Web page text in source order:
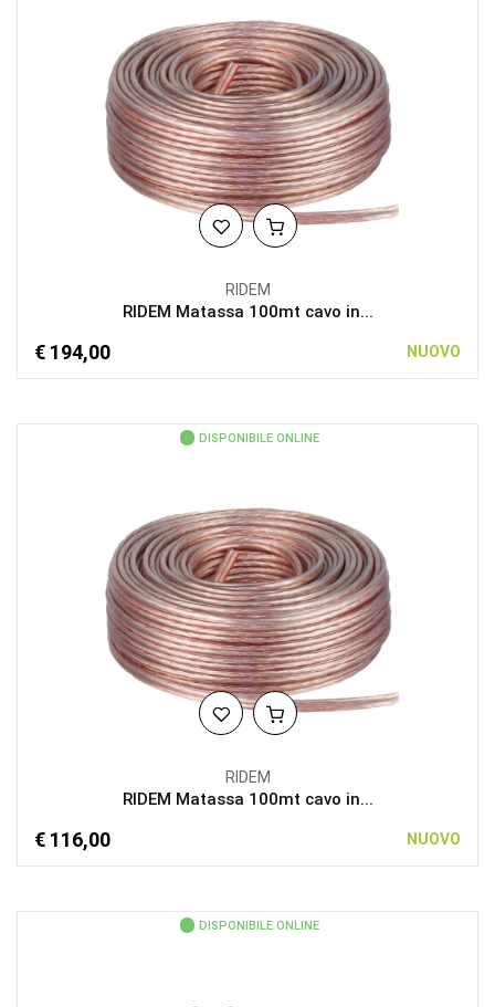
RIDEM
RIDEM Matassa 100mt cavo in...
€ 194,00 NUOVO
DISPONIBILE ONLINE
RIDEM
RIDEM Matassa 100mt cavo in...
€ 116,00 NUOVO
DISPONIBILE ONLINE